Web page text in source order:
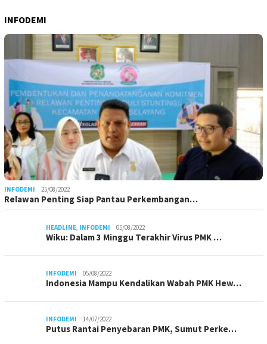
INFODEMI
INFODEMI 25/08/2022
Relawan Penting Siap Pantau Perkembangan…
HEADLINE INFODEMI 05/08/2022
Wiku: Dalam 3 Minggu Terakhir Virus PMK …
INFODEMI 05/08/2022
Indonesia Mampu Kendalikan Wabah PMK Hew…
INFODEMI 14/07/2022
Putus Rantai Penyebaran PMK, Sumut Perke…